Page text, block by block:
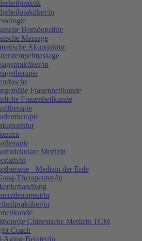
in
Homöopathie
Massage
Akupunktur
in
Frauenheilkunde
Frauenheilkunde
Medizin
in
- Medizin der Erde
Therapeuten/in
in
in
Chinesische Medizin TCM
Coach
Aging-Berater/in